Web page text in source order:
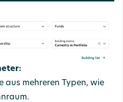
aus mehreren Typen, wie